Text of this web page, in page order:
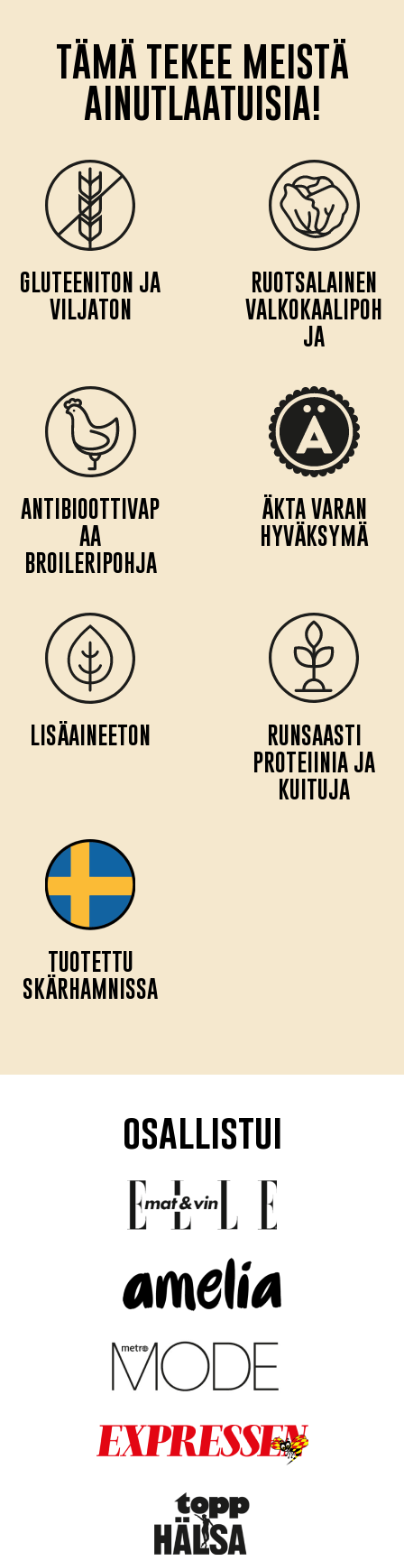
TÄMÄ TEKEE MEISTÄ
AINUTLAATUISIA!
GLUTEENITON JA
VILJATON
RUOTSALAINEN
VALKOKAALIPOH
JA
ANTIBIOOTTIVAP
AA
BROILERIPOHJA
ÄKTA VARAN
HYVÄKSYMÄ
LISÄAINEETON
RUNSAASTI
PROTEIINIA JA
KUITUJA
TUOTETTU
SKÄRHAMNISSA
osallistui